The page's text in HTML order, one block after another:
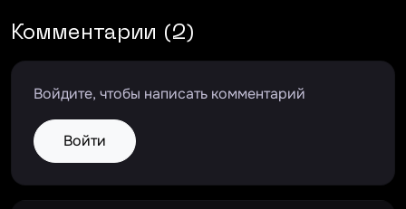
Комментарии (2)
Войдите, чтобы написать комментарий
Войти